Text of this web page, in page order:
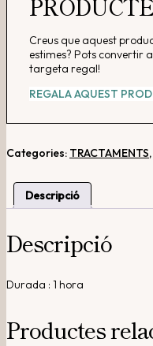
PRODUCTE
Creus que aquest
estimes? Pots convertir
targeta regal!
REGALA AQUEST
Categories: TRACTAMENTS,
Descripció
Descripció
Durada : 1 hora
Productes